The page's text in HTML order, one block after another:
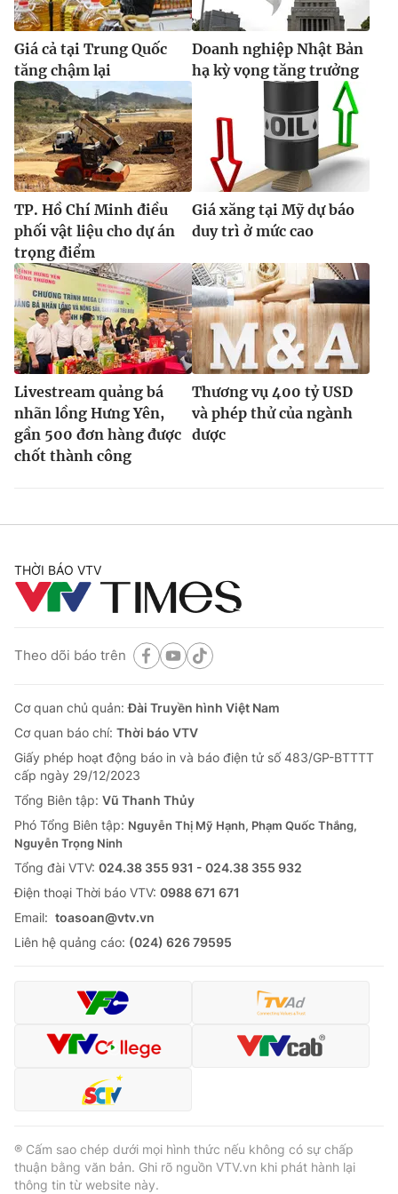
Ðiện thoại Thời báo VTV:024.66 897 897
Email:toasoan@vtv.vn
Liên hệ quảng cáo: 024-7300.7108
® Cấm sao chép dưới mọi hình thức nếu không có sự chấp
thuận bằng văn bản. Ghi rõ nguồn VTV.vn khi phát hành lại
thông tin từ website này.
Giá cả tại Trung Quốc
tăng chậm lại
Doanh nghiệp Nhật Bản
hạ kỳ vọng tăng trưởng
TP. Hồ Chí Minh điều
phối vật liệu cho dự án
trọng điểm
Giá xăng tại Mỹ dự báo
duy trì ở mức cao
Livestream quảng bá
nhãn lồng Hưng Yên,
gần 500 đơn hàng được
chốt thành công
Thương vụ 400 tỷ USD
và phép thử của ngành
dược
THỜI BÁO VTV
Theo dõi báo trên
Cơ quan chủ quản:Đài Truyền hình Việt Nam
Cơ quan báo chí: Thời báo VTV
Giấy phép hoạt động báo in và báo điện tử số 483/GP-BTTTT
cấp ngày 29/12/2023
Tổng Biên tập: Vũ Thanh Thủy
Phó Tổng Biên tập: Nguyễn Thị Mỹ Hạnh, Phạm Quốc Thắng,
Nguyễn Trọng Ninh
Tổng đài VTV: 024.38 355 931 - 024.38 355 932
Ðiện thoại Thời báo VTV: 0988 671 671
Email: toasoan@vtv.vn
Liên hệ quảng cáo: (024) 626 79595
® Cấm sao chép dưới mọi hình thức nếu không có sự chấp
thuận bằng văn bản. Ghi rõ nguồn VTV.vn khi phát hành lại
thông tin từ website này.